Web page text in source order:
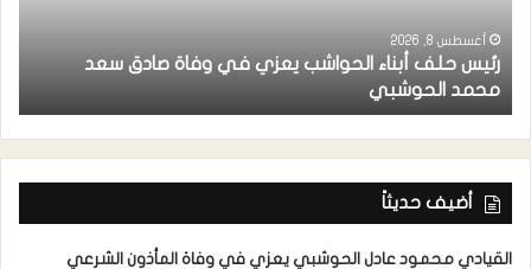
أغسطس 8, 2026
رئيس حلف أبناء الحواشب يعزي في وفاة صادق سعد
محمد الحوشبي
أضيف حديثاً
القيادي محمود عادل الحوشبي يعزي في وفاة المأذون الشرعي